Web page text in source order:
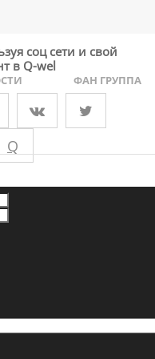
соц сети и свой
в Q-wel
Q
ФАН ГРУППА